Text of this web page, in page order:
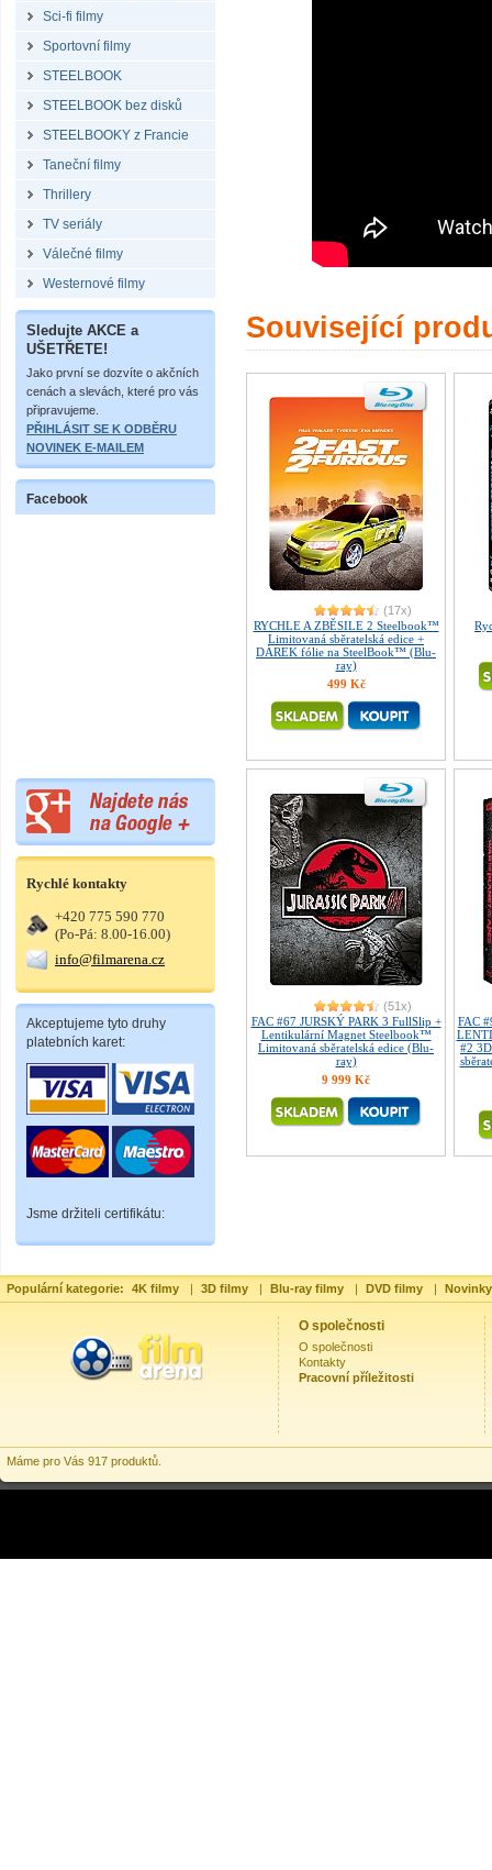
Sci-fi filmy
Sportovní filmy
STEELBOOK
STEELBOOK bez disků
STEELBOOKY z Francie
Taneční filmy
Thrillery
TV seriály
Válečné filmy
Westernové filmy
Sledujte AKCE a
UŠETŘETE!
Jako první se dozvíte o akčních
cenách a slevách, které pro vás
připravujeme.
PŘIHLÁSIT SE K ODBĚRU
NOVINEK E-MAILEM
Facebook
Rychlé kontakty
+420 775 590 770
(Po-Pá: 8.00-16.00)
info@filmarena.cz
Akceptujeme tyto druhy
platebních karet:
Jsme držiteli certifikátu:
Související
(17x)
RYCHLE A ZBĚSILE 2 Steelbook™
Limitovaná sběratelská edice +
DÁREK fólie na SteelBook™ (Blu-
ray)
499 Kč
(51x)
FAC #67 JURSKÝ PARK 3 FullSlip +
Lentikulární Magnet Steelbook™
Limitovaná sběratelská edice (Blu-
ray)
9 999 Kč
FAC
#2
Populární kategorie: 4K filmy | 3D filmy | Blu-ray filmy | DVD filmy |
O společnosti
O společnosti
Kontakty
Pracovní příležitosti
Máme pro Vás 917 produktů.